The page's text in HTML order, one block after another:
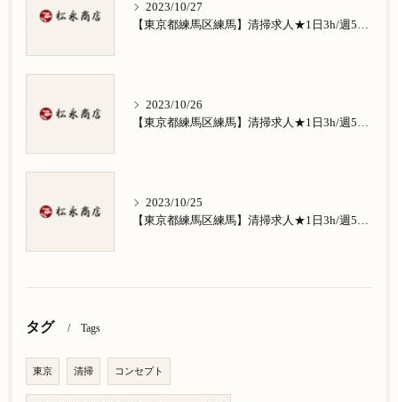
2023/10/27
【東京都練馬区練馬】清掃求人★1日3h/週5日/祝日お休み★谷原在住の方歓迎
2023/10/26
【東京都練馬区練馬】清掃求人★1日3h/週5日/祝日お休み★南田中在住の方歓迎
2023/10/25
【東京都練馬区練馬】清掃求人★1日3h/週5日/祝日お休み★南大泉在住の方歓迎
タグ Tags
東京 清掃 コンセプト